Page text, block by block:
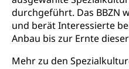
durchgeführt. Das BBZN
und berät Interessierte
Anbau bis zur Ernte
Mehr zu den